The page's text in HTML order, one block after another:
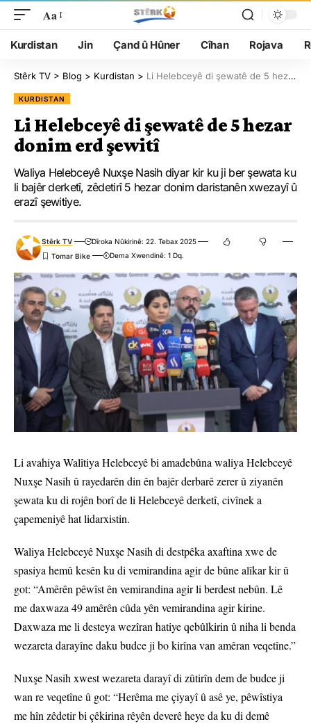
Aa
Kurdistan Jin Çand û Hûner Cîhan Rojava
Stêrk TV > Blog > Kurdistan > Li Helebceyê di şewatê de 5 hezar donim erd şewitî
KURDISTAN
Li Helebceyê di şewatê de 5 hezar
donim erd şewitî
Waliya Helebceyê Nuxşe Nasih diyar kir ku ji ber şewata ku
li bajêr derketî, zêdetirî 5 hezar donim daristanên xwezayî û
erazî şewitiye.
Stêrk TV
Dîroka Nûkirinê: 22. Tebax 2025
Dema Xwendinê: 1 Dq.
Li avahiya Walîtiya Helebceyê bi amadebûna waliya Helebceyê
Nuxşe Nasih û rayedarên din ên bajêr derbarê zerer û ziyanên
şewata ku di rojên borî de li Helebceyê derketî, civînek a
çapemeniyê hat lidarxistin.
Waliya Helebceyê Nuxşe Nasih di destpêka axaftina xwe de
spasiya hemû kesên ku di vemirandina agir de bûne alîkar kir û
got: “Amêrên pêwîst ên vemirandina agir li berdest nebûn. Lê
me daxwaza 49 amêrên cûda yên vemirandina agir kirine.
Daxwaza me li desteya wezîran hatiye qebûlkirin û niha li benda
wezareta darayîne daku budce ji bo kirîna van amêran veqetîne.”
Nuxşe Nasih xwest wezareta darayî di zûtirîn dem de budce ji
wan re veqetîne û got: “Herêma me çiyayî û asê ye, pêwîstiya
me hîn zêdetir bi çêkirina rêyên deverê heye da ku di demê